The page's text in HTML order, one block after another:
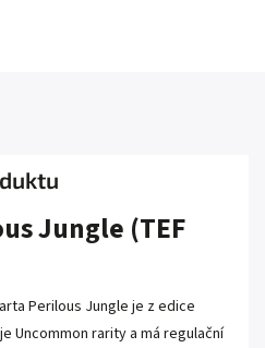
Jungle (TEF
Perilous Jungle je z edice
Uncommon rarity a má regulační